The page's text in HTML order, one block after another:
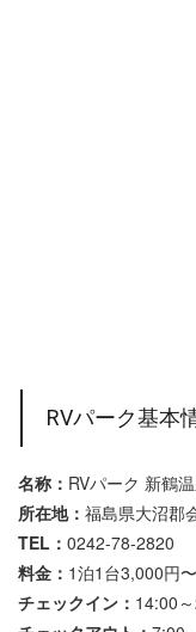
RVパーク基本
名称： RVパーク 新鶴
所在地： 福島県大沼郡
TEL： 0242-78-2820
料金： 1泊1台3,000円〜
チェックイン： 14:00